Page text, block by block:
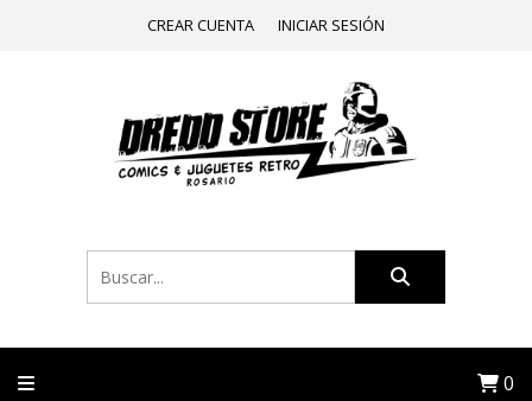
CREAR CUENTA INICIAR SESIÓN
0